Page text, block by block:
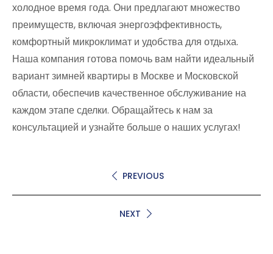
холодное время года. Они предлагают множество
преимуществ, включая энергоэффективность,
комфортный микроклимат и удобства для отдыха.
Наша компания готова помочь вам найти идеальный
вариант зимней квартиры в Москве и Московской
области, обеспечив качественное обслуживание на
каждом этапе сделки. Обращайтесь к нам за
консультацией и узнайте больше о наших услугах!
PREVIOUS
NEXT